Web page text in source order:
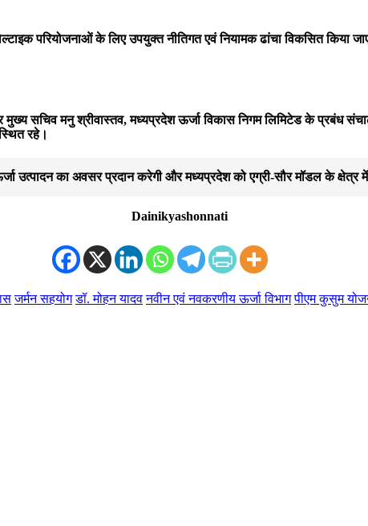
परियोजनाओं के लिए उपयुक्त नीतिगत एवं नियामक ढांचा विकसित किया
सचिव मनु श्रीवास्तव, मध्यप्रदेश ऊर्जा विकास निगम लिमिटेड के प्रबंध
रहे।
उत्पादन का अवसर प्रदान करेगी और मध्यप्रदेश को एग्री-सौर मॉडल के क्षेत्र
Dainikyashonnati
जर्मन सहयोग डॉ. मोहन यादव नवीन एवं नवकरणीय ऊर्जा विभाग पीएम कुसुम